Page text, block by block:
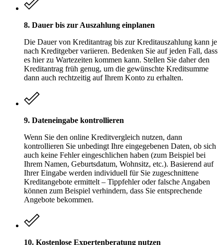
8. Dauer bis zur Auszahlung einplanen
Die Dauer von Kreditantrag bis zur Kreditauszahlung kann je
nach Kreditgeber variieren. Bedenken Sie auf jeden Fall, dass
es hier zu Wartezeiten kommen kann. Stellen Sie daher den
Kreditantrag früh genug, um die gewünschte Kreditsumme
dann auch rechtzeitig auf Ihrem Konto zu erhalten.
9. Dateneingabe kontrollieren
Wenn Sie den online Kreditvergleich nutzen, dann
kontrollieren Sie unbedingt Ihre eingegebenen Daten, ob sich
auch keine Fehler eingeschlichen haben (zum Beispiel bei
Ihrem Namen, Geburtsdatum, Wohnsitz, etc.). Basierend auf
Ihrer Eingabe werden individuell für Sie zugeschnittene
Kreditangebote ermittelt – Tippfehler oder falsche Angaben
können zum Beispiel verhindern, dass Sie entsprechende
Angebote bekommen.
10. Kostenlose Expertenberatung nutzen